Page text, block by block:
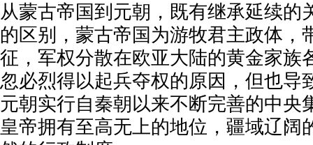
从蒙古帝国到元朝，既有继承延续的
的区别，蒙古帝国为游牧君主政体，
征，军权分散在欧亚大陆的黄金家族
忽必烈得以起兵夺权的原因，但也导
元朝实行自秦朝以来不断完善的中央
皇帝拥有至高无上的地位，疆域辽阔